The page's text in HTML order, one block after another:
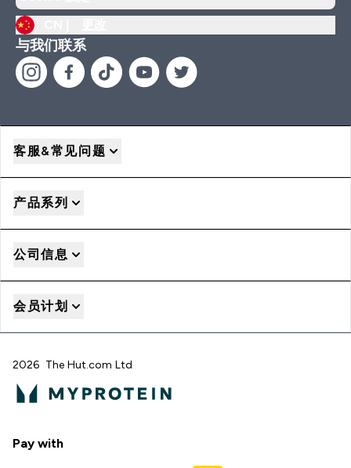
与我们联系
客服&常见问题
产品系列
公司信息
会员计划
2026 The Hut.com Ltd
Pay with